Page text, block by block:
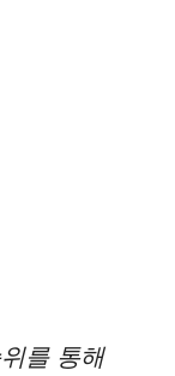
를 통해